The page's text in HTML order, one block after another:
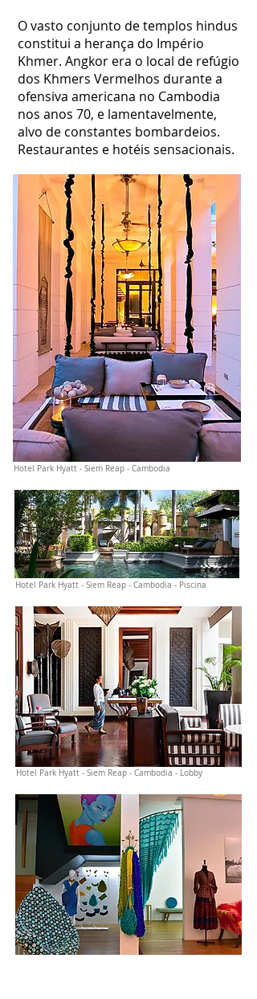
O vasto conjunto de templos hindus
constitui a herança do Império
Khmer. Angkor era o local de refúgio
dos Khmers Vermelhos durante a
ofensiva americana no Cambodia
nos anos 70, e lamentavelmente,
alvo de constantes bombardeios.
Restaurantes e hotéis sensacionais.
Hotel Park Hyatt - Siem Reap - Cambodia
Hotel Park Hyatt - Siem Reap - Cambodia - Piscina
Hotel Park Hyatt - Siem Reap - Cambodia - Lobby